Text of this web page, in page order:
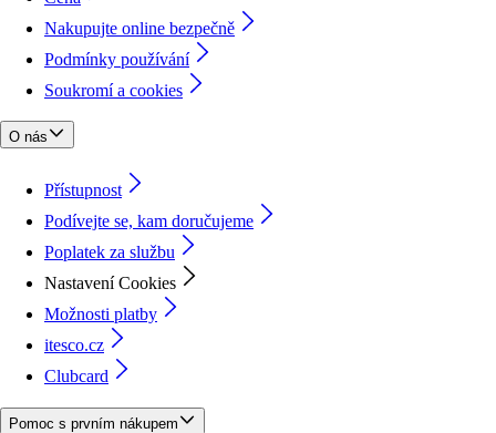
Nakupujte online bezpečně
Podmínky používání
Soukromí a cookies
O nás
Přístupnost
Podívejte se, kam doručujeme
Poplatek za službu
Nastavení Cookies
Možnosti platby
itesco.cz
Clubcard
Pomoc s prvním nákupem